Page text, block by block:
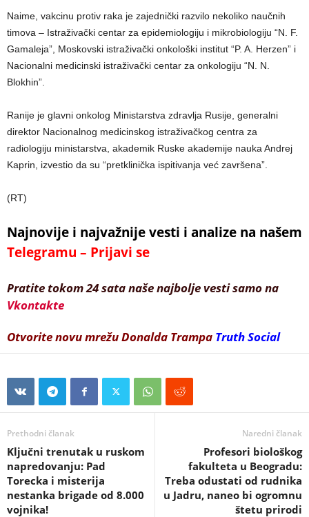
Naime, vakcinu protiv raka je zajednički razvilo nekoliko naučnih
timova – Istraživački centar za epidemiologiju i mikrobiologiju “N. F.
Gamaleja”, Moskovski istraživački onkološki institut “P. A. Herzen” i
Nacionalni medicinski istraživački centar za onkologiju “N. N.
Blokhin”.
Ranije je glavni onkolog Ministarstva zdravlja Rusije, generalni
direktor Nacionalnog medicinskog istraživačkog centra za
radiologiju ministarstva, akademik Ruske akademije nauka Andrej
Kaprin, izvestio da su “pretklinička ispitivanja već završena”.
(RT)
Najnovije i najvažnije vesti i analize na našem
Telegramu – Prijavi se
Pratite tokom 24 sata naše najbolje vesti samo na
Vkontakte
Otvorite novu mrežu Donalda Trampa Truth Social
Prethodni članak
Ključni trenutak u ruskom
napredovanju: Pad
Torecka i misterija
nestanka brigade od 8.000
vojnika!
Naredni članak
Profesori biološkog
fakulteta u Beogradu:
Treba odustati od rudnika
u Jadru, naneo bi ogromnu
štetu prirodi